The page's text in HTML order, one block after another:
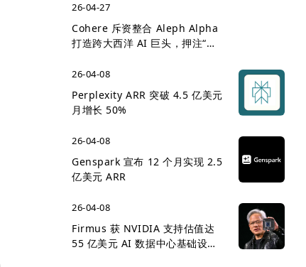
26-04-27
Cohere 斥资整合 Aleph Alpha
打造跨大西洋 AI 巨头，押注“主
26-04-08
Perplexity ARR 突破 4.5 亿美元
月增长 50%
26-04-08
Genspark 宣布 12 个月实现 2.5
亿美元 ARR
26-04-08
Firmus 获 NVIDIA 支持估值达
55 亿美元 AI 数据中心基础设施